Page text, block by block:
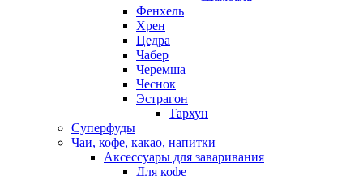
Фенхель
Хрен
Цедра
Чабер
Черемша
Чеснок
Эстрагон
Тархун
Суперфуды
Чаи, кофе, какао, напитки
Аксессуары для заваривания
Для кофе